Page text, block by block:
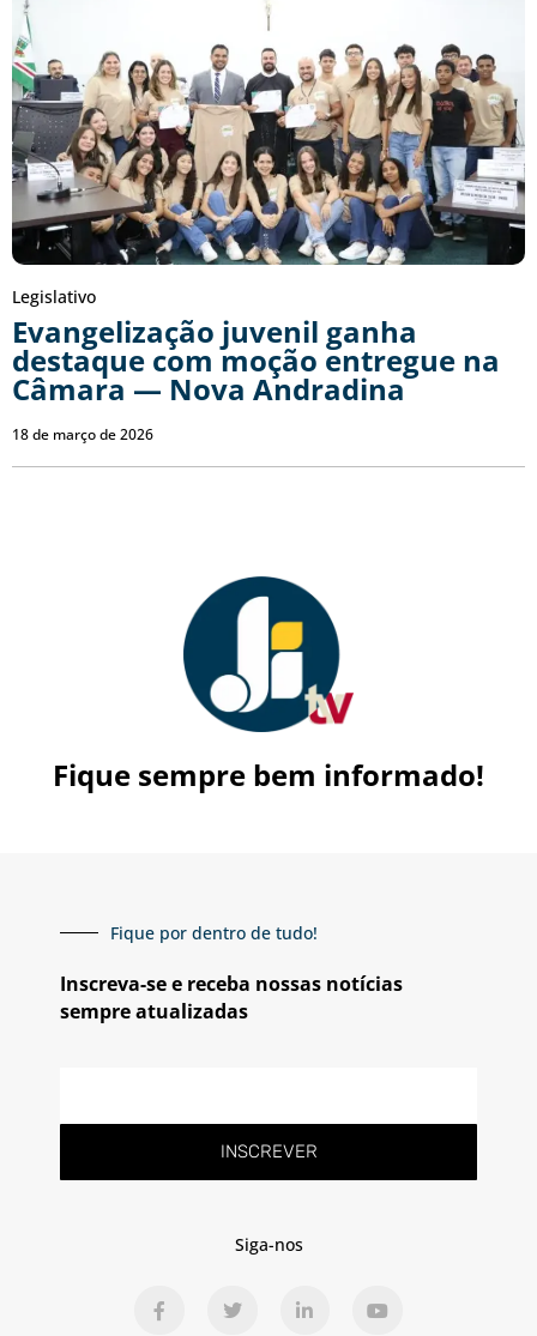
Legislativo
Evangelização juvenil ganha
destaque com moção entregue na
Câmara — Nova Andradina
18 de março de 2026
Fique sempre bem informado!
Fique por dentro de tudo!
Inscreva-se e receba nossas notícias
sempre atualizadas
INSCREVER
Siga-nos
a
w
i
o